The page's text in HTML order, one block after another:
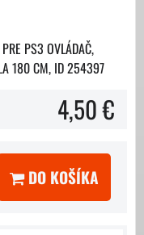
PS3 OVLÁDAČ,
180 CM, ID 254397
4,50 €
DO KOŠÍKA